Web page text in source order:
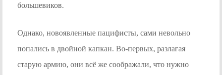
большевиков.
Однако, новоявленные пацифисты, сами невольно
попались в двойной капкан. Во-первых, разлагая
старую армию, они всё же соображали, что нужно